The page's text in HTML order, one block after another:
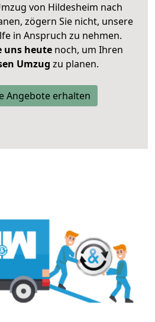
von Hildesheim nach
zögern Sie nicht, unsere
in Anspruch zu nehmen.
uns heutenoch, um Ihren
Umzug zu planen.
Angebote erhalten